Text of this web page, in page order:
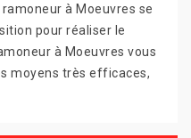
à Moeuvres se
pour réaliser le
à Moeuvres vous
moyens très efficaces,